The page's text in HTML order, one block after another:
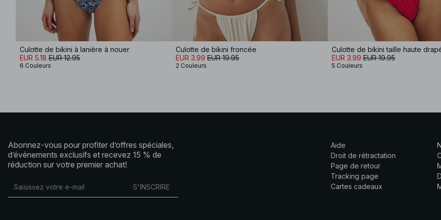
Culotte de bikini à lanière à nouer
EUR 5.18 EUR 12.95
6 Couleurs
Culotte de bikini froncée
EUR 3.99 EUR 19.95
2 Couleurs
EUR 3.99 EUR 19.95
5 Couleurs
Abonnez-vous pour profiter d’offres spéciales,
d’événements exclusifs et recevez 15 % de
réduction sur votre premier achat!
S'INSCRIRE
Aide
Droit de rétractation
Page de retour
Tracking page
Cartes cadeaux